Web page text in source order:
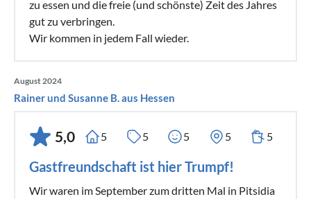
zu essen und die freie (und schönste) Zeit des Jahres
gut zu verbringen.
Wir kommen in jedem Fall wieder.
August 2024
Rainer und Susanne B. aus Hessen
5,0 5 5 5 5 5
Gastfreundschaft ist hier Trumpf!
Wir waren im September zum dritten Mal in Pitsidia